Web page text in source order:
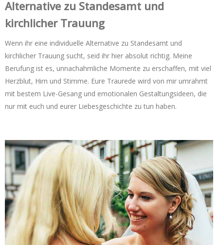
Alternative zu Standesamt und
kirchlicher Trauung
Wenn ihr eine individuelle Alternative zu Standesamt und
kirchlicher Trauung sucht, seid ihr hier absolut richtig. Meine
Berufung ist es, unnachahmliche Momente zu erschaffen, mit viel
Herzblut, Hirn und Stimme. Eure Traurede wird von mir umrahmt
mit bestem Live-Gesang und emotionalen Gestaltungsideen, die
nur mit euch und eurer Liebesgeschichte zu tun haben.